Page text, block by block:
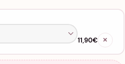
11,90€ ✕